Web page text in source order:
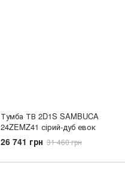
Тумба ТВ 2D1S SAMBUCA
24ZEMZ41 сірий-дуб евок
26 741 грн 31 460 грн